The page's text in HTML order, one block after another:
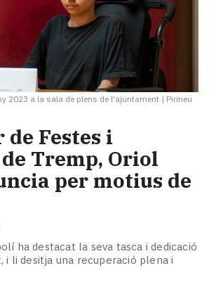
2023 a la sala de plens de l'ajuntament | Pirineu
Festes i
Tremp, Oriol
per motius de
ha destacat la seva tasca i dedicació
i li desitja una recuperació plena i